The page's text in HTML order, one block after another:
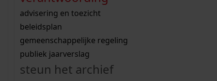
bouwvergunningen
omgevingsvergunningen
vergunningen
beeld en geluid
uitleg nodig?
Wij helpen u op weg met een aantal zoektips.
bekijk alle zoektips
Wij helpen u op weg met een aantal zoektips.
bekijk alle zoektips
bekijk ons geschiedenislokaal
advisering en toezicht
beleidsplan
gemeenschappelijke regeling
publiek jaarverslag
steun het archief
zoektips
Mijn Studiezaal (inloggen)